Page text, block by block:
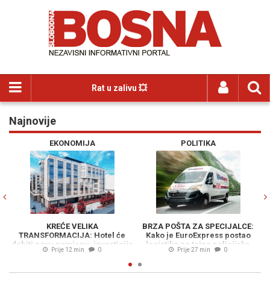
Rat u zalivu 💥
Najnovije
EKONOMIJA
KREĆE VELIKA
TRANSFORMACIJA: Hotel će
dobiti novu namjenu, investicija
vrijedna 23 miliona KM
Prije 12 min 0
POLITIKA
BRZA POŠTA ZA SPECIJALCE:
Kako je EuroExpress postao
logistika za tajne policijske
operacije MUP-a RS
Prije 27 min 0